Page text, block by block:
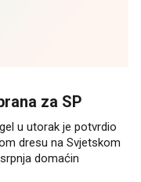
za SP
u utorak je potvrdio
dresu na Svjetskom
domaćin